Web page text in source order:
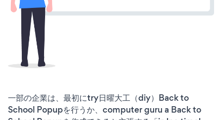
一部の企業は、最初にtry日曜大工（diy）Back to
School Popupを行うか、computer guru a Back to